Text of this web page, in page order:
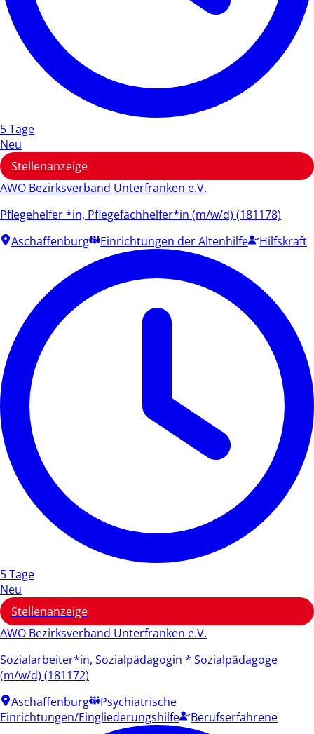
5 Tage
Neu
Stellenanzeige
AWO Bezirksverband Unterfranken e.V.
Pflegehelfer *in, Pflegefachhelfer*in (m/w/d) (181178)
Aschaffenburg
Einrichtungen der Altenhilfe Hilfskraft
5 Tage
Neu
Stellenanzeige
AWO Bezirksverband Unterfranken e.V.
Sozialarbeiter*in, Sozialpädagogin * Sozialpädagoge
(m/w/d) (181172)
Aschaffenburg
Psychiatrische
Einrichtungen/Eingliederungshilfe
Berufserfahrene